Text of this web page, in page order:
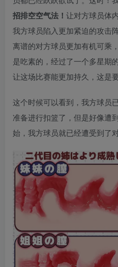
招排空空气法！ 让对方球员体
我方球员陷入更加紧迫的攻击
离谱的对方球员更加有机可乘
是吃素的，经过了一个多星期
让这场比赛能更加持久，这是
这个时候可以看到，我方球员
准备进行扣篮了，但是好像遭
始，我方球员就已经遭受到了